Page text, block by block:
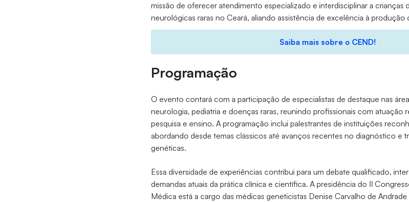
missão de oferecer atendimento especializado e interdisciplinar a crianças
neurológicas raras no Ceará, aliando assistência de excelência à
Saiba mais sobre o CEND!
Programação
O evento contará com a participação de especialistas de destaque nas
neurologia, pediatria e doenças raras, reunindo profissionais com atuação
pesquisa e ensino. A programação inclui palestrantes de instituições
abordando desde temas clássicos até avanços recentes no diagnóstico e
genéticas.
Essa diversidade de experiências contribui para um debate qualificado,
demandas atuais da prática clínica e científica. A presidência do II
Médica está a cargo das médicas geneticistas Denise Carvalho de